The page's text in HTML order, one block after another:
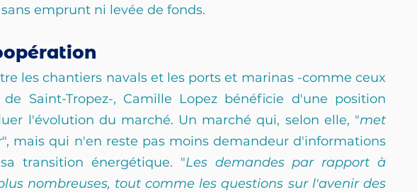
emprunt ni levée de fonds.
les chantiers navals et les ports et marinas -comme ceux
Saint-Tropez-, Camille Lopez bénéficie d'une position
l'évolution du marché. Un marché qui, selon elle, "met
", mais qui n'en reste pas moins demandeur d'informations
transition énergétique. "Les demandes par rapport à
nombreuses, tout comme les questions sur l'avenir des